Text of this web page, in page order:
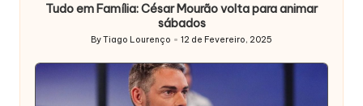
Tudo em Família: César Mourão volta para animar
sábados
Posted
ByTiago Lourenço 12 de Fevereiro, 2025